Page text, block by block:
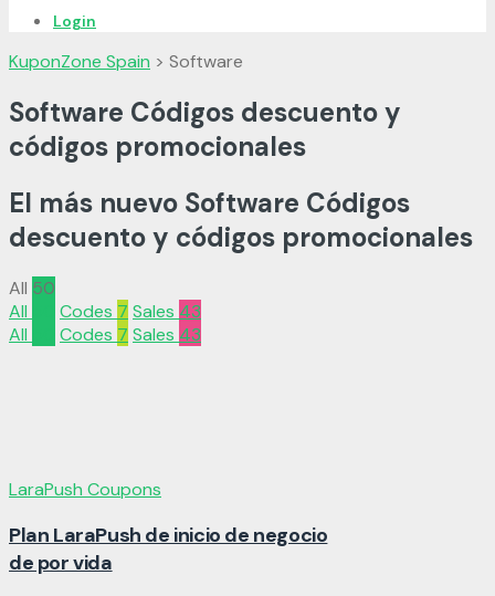
Login
KuponZone Spain > Software
Software Códigos descuento y
códigos promocionales
El más nuevo Software Códigos
descuento y códigos promocionales
All 50
All
Codes 7 Sales 43
All
Codes 7 Sales 43
LaraPush Coupons
Plan LaraPush de inicio de negocio
de por vida